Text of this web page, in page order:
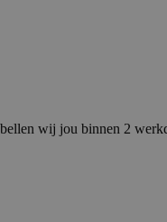
wij jou binnen 2